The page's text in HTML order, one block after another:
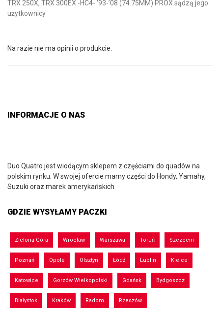
TRX 250X, TRX 300EX -HC4- ’93-’08 (74.75MM) PROX sądzą jego
użytkownicy
Na razie nie ma opinii o produkcie.
INFORMACJE O NAS
Duo Quatro jest wiodącym sklepem z częściami do quadów na
polskim rynku. W swojej ofercie mamy części do Hondy, Yamahy,
Suzuki oraz marek amerykańskich
GDZIE WYSYŁAMY PACZKI
Zielona Góra Wrocław Warszawa Toruń Szczecin
Poznań Opole Olsztyn Łódź Lublin Kielce
Katowice Gorzów Wielkopolski Gdańsk Bydgoszcz
Białystok Kraków Radom Rzeszów